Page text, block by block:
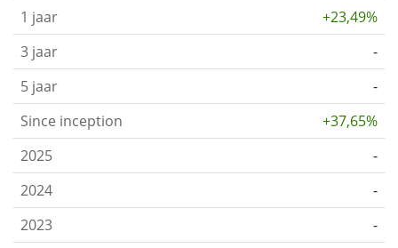
1 jaar
+23,49%
3 jaar
-
5 jaar
-
Since inception
+37,65%
2025
-
2024
-
2023
-